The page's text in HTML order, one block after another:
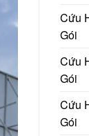
Cứu
Gói
Cứu
Gói
Cứu
Gói